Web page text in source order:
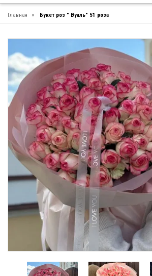
Главная » Букет роз " Вуаль" 51 роза